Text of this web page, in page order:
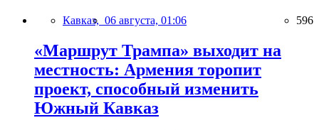
Кавказ, 06 августа, 01:06 596
«Маршрут Трампа» выходит на
местность: Армения торопит
проект, способный изменить
Южный Кавказ